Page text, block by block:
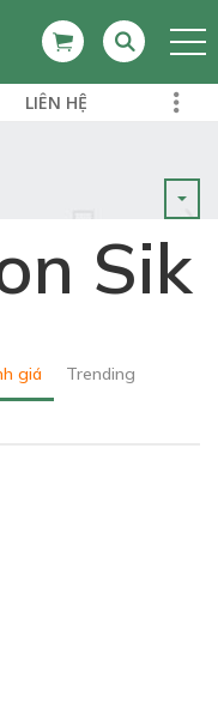
LIÊN HỆ
Sik
giá Trending